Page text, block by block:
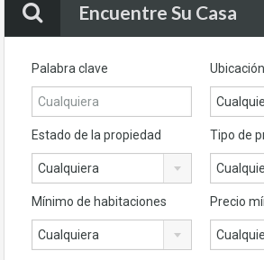
Encuentre Su Casa
Palabra clave
Estado de la propiedad
Cualquiera
Tipo de
Mínimo de habitaciones
Cualquiera
Precio